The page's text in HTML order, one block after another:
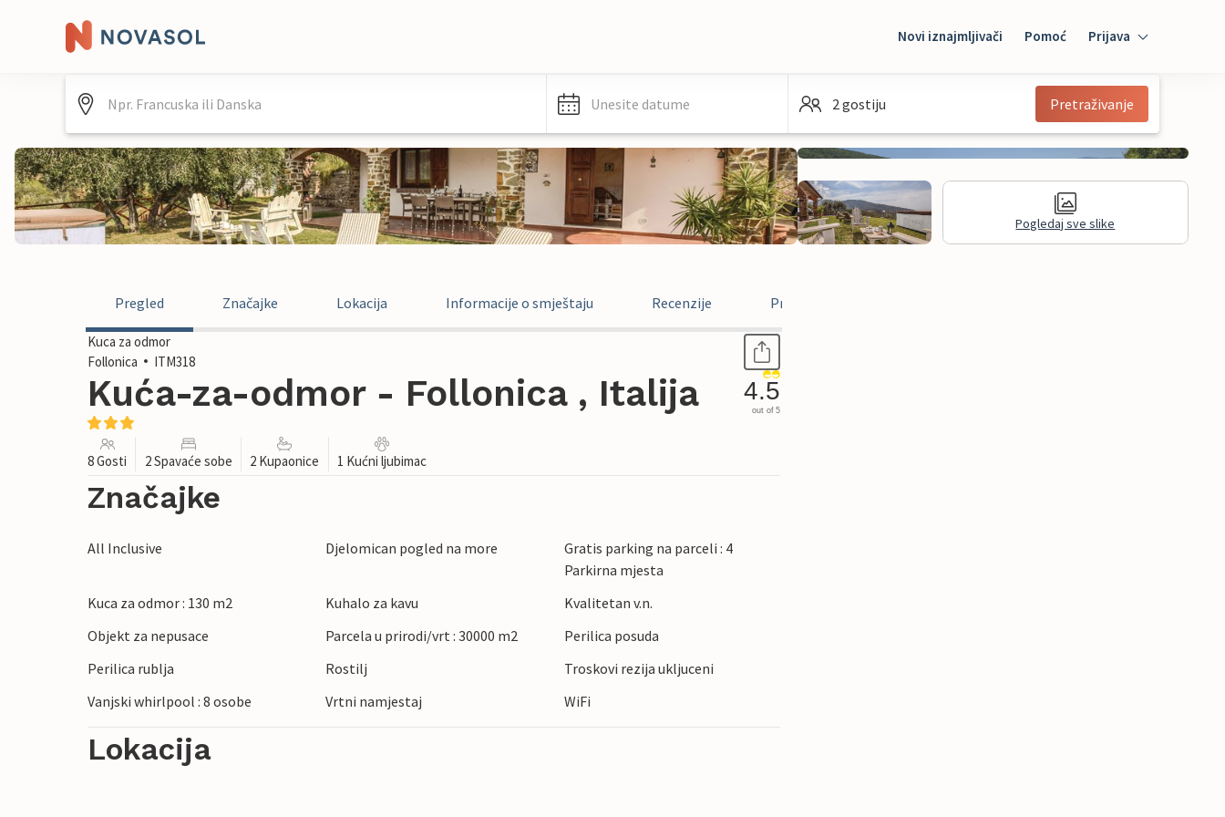
Novi iznajmljivači Pomoć Prijava
Mybooking
Unesite datume 2 gostiju Pretraživanje
Pogledaj sve slike
Pregled Značajke Lokacija Informacije o smještaju Recenzije Pravne informacije
Kuca za odmor
Follonica
ITM318
Kuća-za-odmor - Follonica , Italija 4.5
out of 5
8 Gosti 2 Spavaće sobe 2 Kupaonice 1 Kućni ljubimac
Značajke
All Inclusive Djelomican pogled na more
Gratis parking na parceli : 4
Parkirna mjesta
Kuca za odmor : 130 m2
Kuhalo za kavu
Kvalitetan v.n.
Objekt za nepusace
Parcela u prirodi/vrt : 30000 m2
Perilica posuda
Perilica rublja
Rostilj
Troskovi rezija ukljuceni
Vanjski whirlpool : 8 osobe
Vrtni namjestaj WiFi
Lokacija